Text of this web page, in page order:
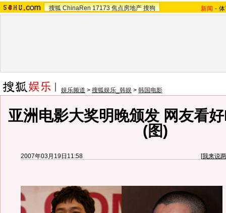
搜狐 ChinaRen 17173 焦点房地产 搜狗 新闻 -
娱乐频道 > 搜狐娱乐_韩娱 > 韩国电影
亚洲电影大奖明晚颁发 网友看
(图)
2007年03月19日11:58 [我来说